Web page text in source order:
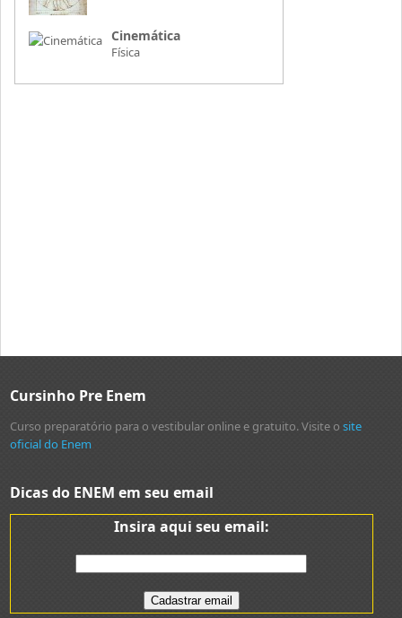
Cinemática
Física
Cursinho Pre Enem
Curso preparatório para o vestibular online e gratuito. Visite osite
oficial do Enem
Dicas do ENEM em seu email
Insira aqui seu email: